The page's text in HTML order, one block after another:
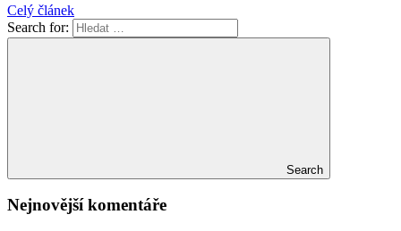
Celý článek
Search for:
Search
Nejnovější komentáře